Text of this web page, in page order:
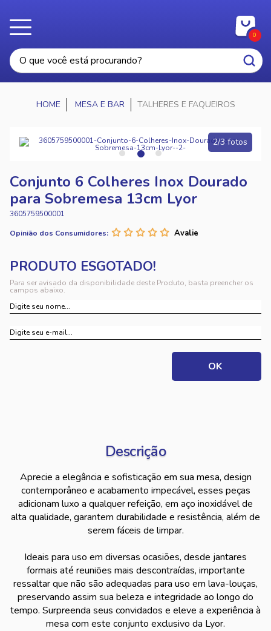
0
MESA E BAR TALHERES E FAQUEIROS
2/3 fotos
Conjunto 6 Colheres Inox Dourado
para Sobremesa 13cm Lyor
3605759500001
Opinião dos Consumidores:
Para ser avisado da disponibilidade deste Produto, basta preencher os
campos abaixo.
Descrição
Aprecie a elegância e sofisticação em sua mesa, design
contemporâneo e acabamento impecável, esses peças
adicionam luxo a qualquer refeição, em aço inoxidável de
alta qualidade, garantem durabilidade e resistência, além de
serem fáceis de limpar.
Ideais para uso em diversas ocasiões, desde jantares
formais até reuniões mais descontraídas, importante
ressaltar que não são adequadas para uso em lava-louças,
preservando assim sua beleza e integridade ao longo do
tempo. Surpreenda seus convidados e eleve a experiência à
mesa com este conjunto exclusivo da Lyor.